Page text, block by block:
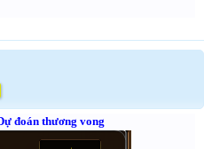
đoán thương vong